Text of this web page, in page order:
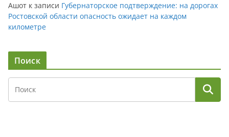
Ашот к записи Губернаторское подтверждение: на дорогах
Ростовской области опасность ожидает на каждом
километре
Поиск